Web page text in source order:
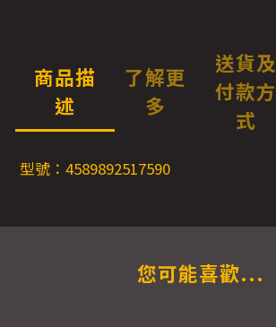
商品描
述
了解更
多
送貨及
付款方
式
型號：4589892517590
您可能喜歡...